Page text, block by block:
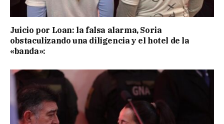
Juicio por Loan: la falsa alarma, Soria
obstaculizando una diligencia y el hotel de la
«banda»: